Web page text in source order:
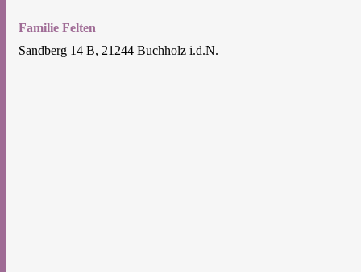
Familie Felten
Sandberg 14 B, 21244 Buchholz i.d.N.